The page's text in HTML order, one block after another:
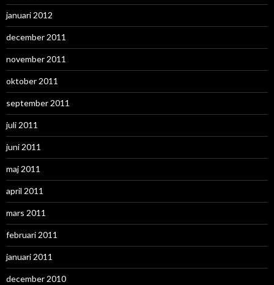
januari 2012
december 2011
november 2011
oktober 2011
september 2011
juli 2011
juni 2011
maj 2011
april 2011
mars 2011
februari 2011
januari 2011
december 2010